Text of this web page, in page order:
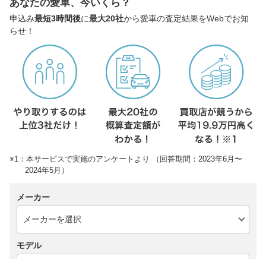
あなたの愛車、今いくら？
申込み最短3時間後に最大20社から愛車の査定結果をWebでお知
らせ！
※1：本サービスで実施のアンケートより （回答期間：2023年6月〜
2024年5月）
メーカー
モデル